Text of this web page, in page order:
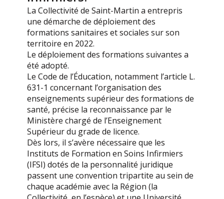
La Collectivité de Saint-Martin a entrepris
une démarche de déploiement des
formations sanitaires et sociales sur son
territoire en 2022.
Le déploiement des formations suivantes a
été adopté.
Le Code de l’Éducation, notamment l’article L.
631-1 concernant l’organisation des
enseignements supérieur des formations de
santé, précise la reconnaissance par le
Ministère chargé de l’Enseignement
Supérieur du grade de licence.
Dès lors, il s’avère nécessaire que les
Instituts de Formation en Soins Infirmiers
(IFSI) dotés de la personnalité juridique
passent une convention tripartite au sein de
chaque académie avec la Région (la